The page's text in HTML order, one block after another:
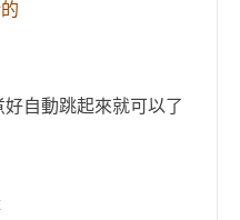
自動跳起來就可以了